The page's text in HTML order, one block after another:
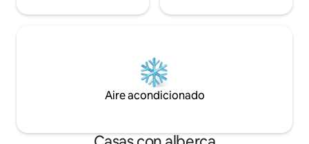
Aire acondicionado